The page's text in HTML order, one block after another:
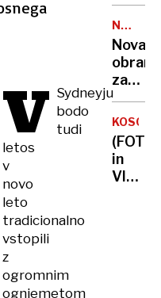
V Sydneyju
bodo
tudi
letos
v
novo
leto
tradicionalno
vstopili
z
ogromnim
ognjemetom
Stasi
jo je
celo
v
Nova
za
pred
jih
bodo
KOSOVO
(FOTO
in
VIDEO)